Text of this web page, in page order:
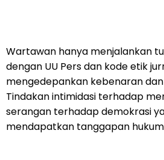
Wartawan hanya menjalankan
dengan UU Pers dan kode etik
mengedepankan kebenaran
Tindakan intimidasi terhadap
serangan terhadap demokrasi
mendapatkan tanggapan